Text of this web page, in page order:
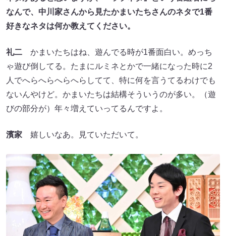
なんで、中川家さんから見たかまいたちさんのネタで1番
好きなネタは何か教えてください。
礼二 かまいたちはね、遊んでる時が1番面白い。めっち
ゃ遊び倒してる。たまにルミネとかで一緒になった時に2
人でへらへらへらへらしてて、特に何を言うてるわけでも
ないんやけど。かまいたちは結構そういうのが多い。（遊
びの部分が）年々増えていってるんですよ。
濱家 嬉しいなあ。見ていただいて。